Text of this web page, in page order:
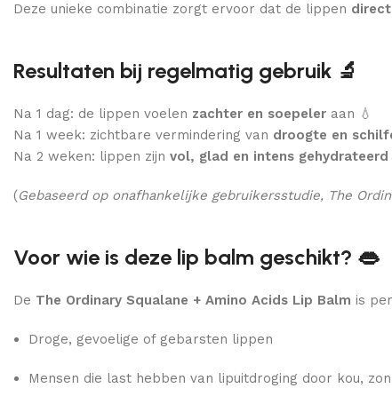
Deze unieke combinatie zorgt ervoor dat de lippen
Resultaten bij regelmatig gebruik 🔬
Na 1 dag: de lippen voelen zachter en soepeler aan 💧
Na 1 week: zichtbare vermindering van droogte en
Na 2 weken: lippen zijn vol, glad en intens gehydrateerd
(Gebaseerd op onafhankelijke gebruikersstudie, The
Voor wie is deze lip balm geschikt? 👄
De The Ordinary Squalane + Amino Acids Lip Balm is
Droge, gevoelige of gebarsten lippen
Mensen die last hebben van lipuitdroging door kou,